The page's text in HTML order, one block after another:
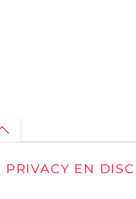
Back
PRIVACY EN